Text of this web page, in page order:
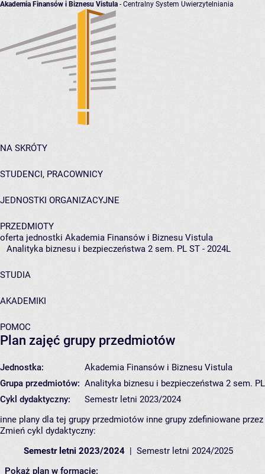
Akademia Finansów i Biznesu Vistula - Centralny System Uwierzytelniania
NA SKRÓTY
STUDENCI, PRACOWNICY
JEDNOSTKI ORGANIZACYJNE
PRZEDMIOTY
oferta jednostki Akademia Finansów i Biznesu Vistula
Analityka biznesu i bezpieczeństwa 2 sem. PL ST - 2024L
STUDIA
AKADEMIKI
POMOC
Plan zajęć grupy przedmiotów
Jednostka:
Akademia Finansów i Biznesu Vistula
Grupa przedmiotów: Analityka biznesu i bezpieczeństwa 2 sem.
Cykl dydaktyczny:
Semestr letni 2023/2024
inne plany dla tej grupy przedmiotów inne grupy zdefiniowane
Zmień cykl dydaktyczny:
Semestr letni 2023/2024
Semestr letni 2024/2025
Pokaż plan w formacie: